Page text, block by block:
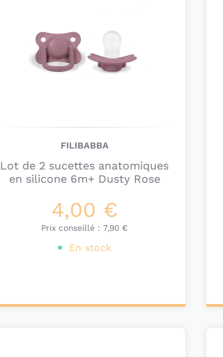
FILIBABBA
Lot de 2 sucettes anatomiques
en silicone 6m+ Dusty Rose
4,00 €
Prix conseillé :7,90 €
En stock